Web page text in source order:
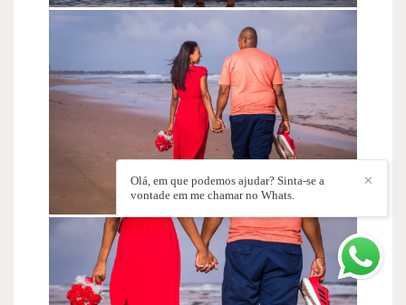
✕
Olá, em que podemos ajudar? Sinta-se a
vontade em me chamar no Whats.